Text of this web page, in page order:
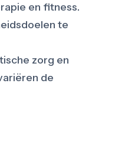
en fitness.
te
zorg en
de